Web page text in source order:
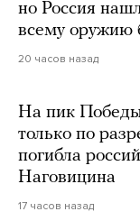
но Россия
всему оружию
20 часов назад
На пик Победы
только по
погибла
Наговицина
17 часов назад